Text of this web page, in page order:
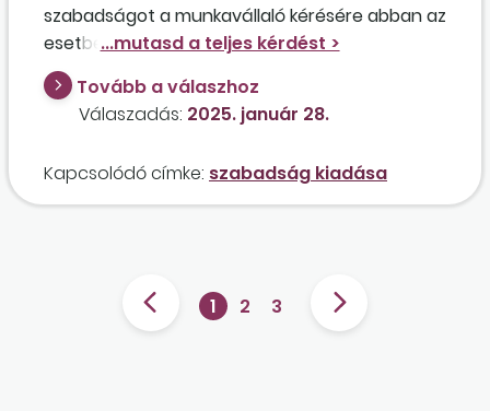
szabadságot a munkavállaló kérésére abban az
esetben, ha a dolgozó arra hivatkozik, hogy
befizetett egy kéthetes külföldi utazásra, a
munkáltató viszont igényt tart a
munkavégzésre, mert egy nagyobb
Tovább a válaszhoz
Válaszadás: 2025. január 28.
Kapcsolódó címke: szabadság kiadása
1 2 3